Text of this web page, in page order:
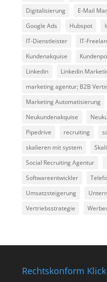
Digitalisierung
E-Mail
Google Ads
Hubspot
IT-Dienstleister
IT-
Kundenakquise
Linkedin
Linkedin
marketing agentur; B2B
Marketing Automatisierung
Neukundenakquise
Pipedrive
recruiting
skalieren mit system
Social Recruiting Agentur
Softwareentwickler
Umsatzsteigerung
Vertriebsstrategie
Rechtskonform